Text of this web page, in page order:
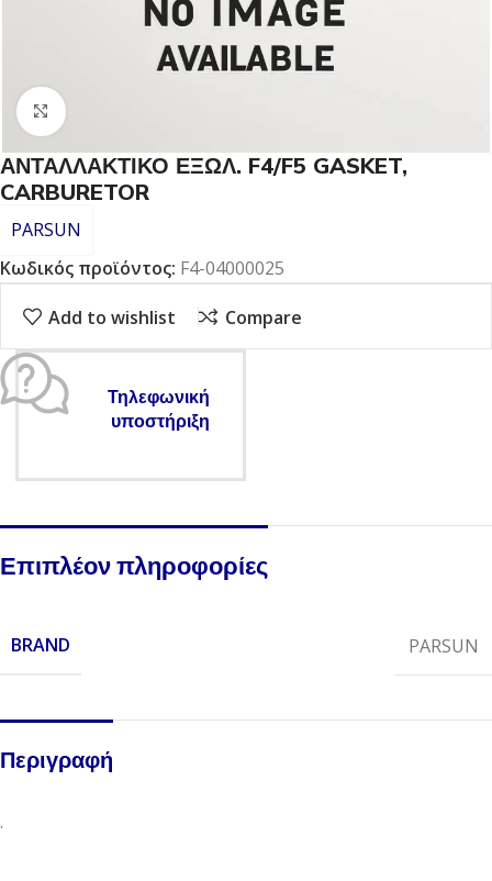
Click to enlarge
ΑΝΤΑΛΛΑΚΤΙΚΟ ΕΞΩΛ. F4/F5 GASKET,
CARBURETOR
PARSUN
Κωδικός προϊόντος: F4-04000025
Add to wishlist Compare
Τηλεφωνική
υποστήριξη
Επιπλέον πληροφορίες
BRAND PARSUN
Περιγραφή
.